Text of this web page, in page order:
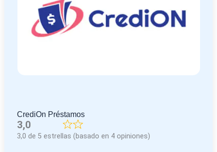
CrediOn Préstamos
3,0
3,0 de 5 estrellas (basado en 4 opiniones)